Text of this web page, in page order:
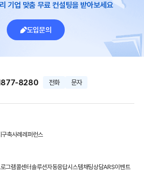
기업 맞춤 무료 컨설팅을 받아보세요
도입문의
8280 전화 문자
구축사례 레퍼런스
그램콜센터솔루션자동응답시스템채팅상담ARS이벤트